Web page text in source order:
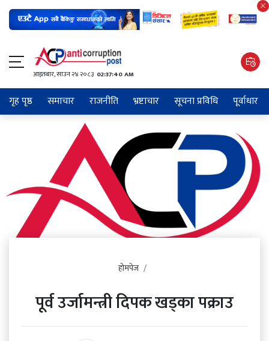
आइतबार​, साउन २४ २०८३ 02:37:40 AM
गृह पृष्ठ समाचार राजनीति भ्रष्टाचार सूचना प्रविधि पूर्वाधार
होमपेज
पूर्व उर्जामन्त्री दिपक खड्का पक्राउ